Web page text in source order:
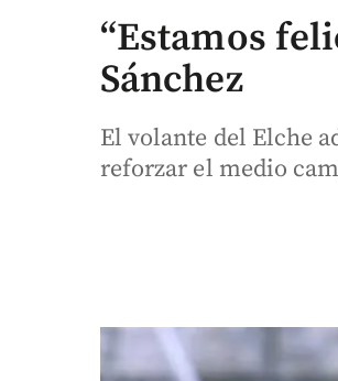
“Estamos
Sánchez
El volante del Elche
reforzar el medio